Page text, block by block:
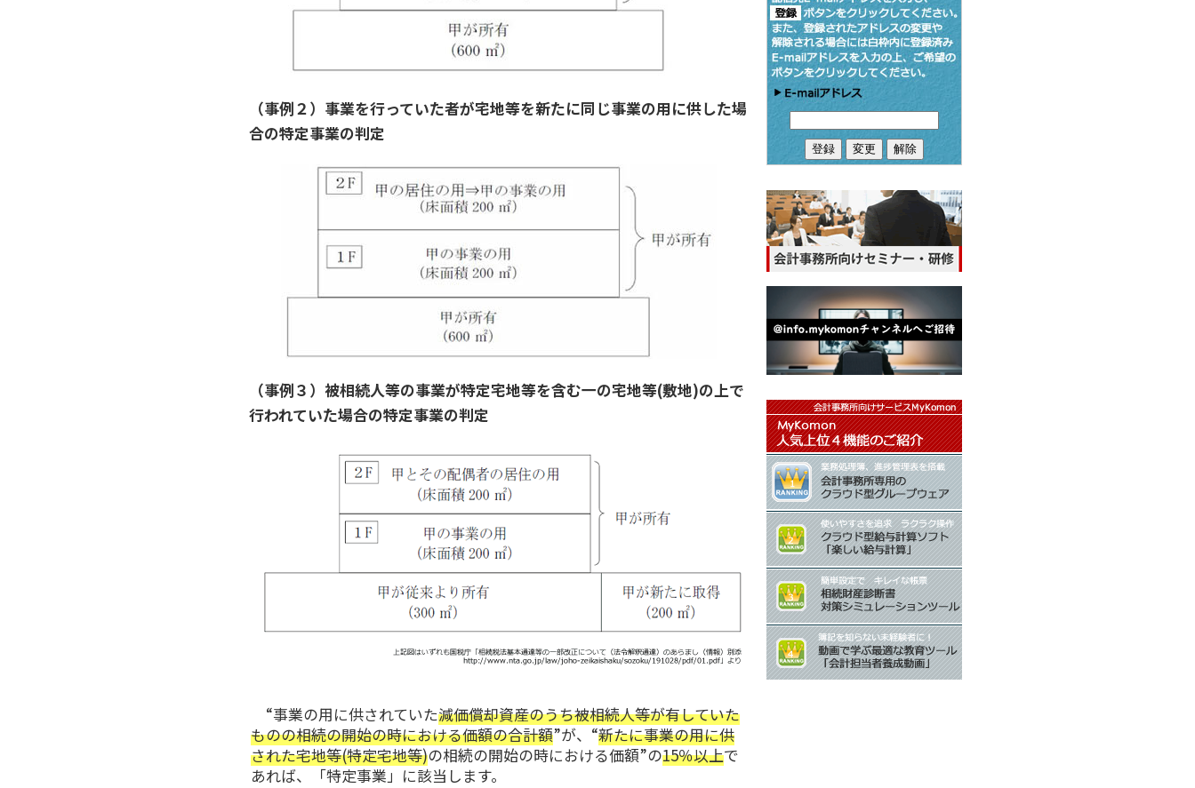
（事例２）事業を行っていた者が宅地等を新たに同じ事業の用に供した場
合の特定事業の判定
（事例３）被相続人等の事業が特定宅地等を含む一の宅地等(敷地)の上で
行われていた場合の特定事業の判定
“事業の用に供されていた減価償却資産のうち被相続人等が有していた
ものの相続の開始の時における価額の合計額”が、“新たに事業の用に供
された宅地等(特定宅地等)の相続の開始の時における価額”の15％以上で
あれば、「特定事業」に該当します。